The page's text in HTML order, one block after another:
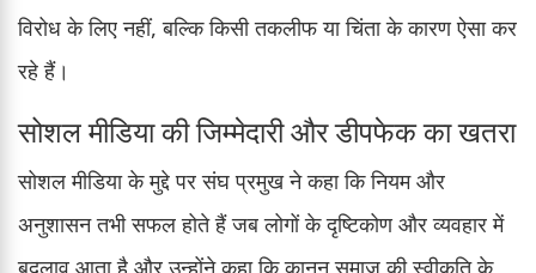
विरोध के लिए नहीं, बल्कि किसी तकलीफ या चिंता के कारण ऐसा कर
रहे हैं।
सोशल मीडिया की जिम्मेदारी और डीपफेक का खतरा
सोशल मीडिया के मुद्दे पर संघ प्रमुख ने कहा कि नियम और
अनुशासन तभी सफल होते हैं जब लोगों के दृष्टिकोण और व्यवहार में
बदलाव आता है और उन्होंने कहा कि कानून समाज की स्वीकृति के